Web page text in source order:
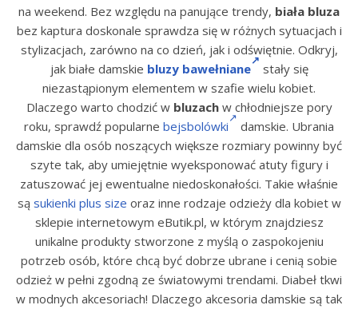
na weekend. Bez względu na panujące trendy, biała bluza
bez kaptura doskonale sprawdza się w różnych sytuacjach i
stylizacjach, zarówno na co dzień, jak i odświętnie. Odkryj,
jak białe damskie bluzy bawełniane
stały się
niezastąpionym elementem w szafie wielu kobiet.
Dlaczego warto chodzić w bluzachw chłodniejsze pory
roku, sprawdź popularne bejsbolówki
damskie. Ubrania
damskie dla osób noszących większe rozmiary powinny być
szyte tak, aby umiejętnie wyeksponować atuty figury i
zatuszować jej ewentualne niedoskonałości. Takie właśnie
są sukienki plus size oraz inne rodzaje odzieży dla kobiet w
sklepie internetowym eButik.pl, w którym znajdziesz
unikalne produkty stworzone z myślą o zaspokojeniu
potrzeb osób, które chcą być dobrze ubrane i cenią sobie
odzież w pełni zgodną ze światowymi trendami. Diabeł tkwi
w modnych akcesoriach! Dlaczego akcesoria damskie są tak